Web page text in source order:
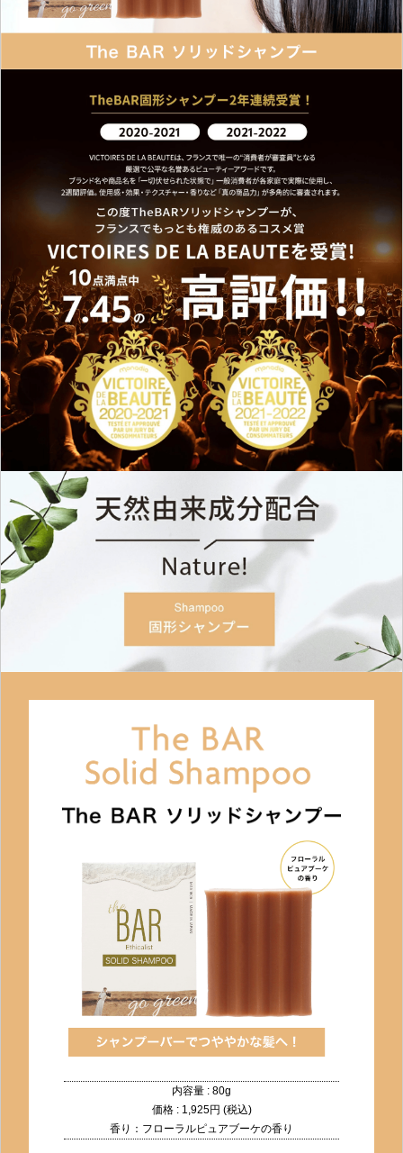
内容量 : 80g
価格 : 1,925円 (税込)
香り：フローラルピュアブーケの香り